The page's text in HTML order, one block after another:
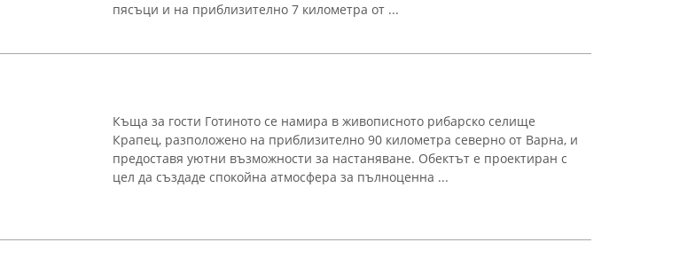
пясъци и на приблизително 7 километра от ...
Къща за гости Готиното се намира в живописното рибарско селище
Крапец, разположено на приблизително 90 километра северно от Варна, и
предоставя уютни възможности за настаняване. Обектът е проектиран с
цел да създаде спокойна атмосфера за пълноценна ...